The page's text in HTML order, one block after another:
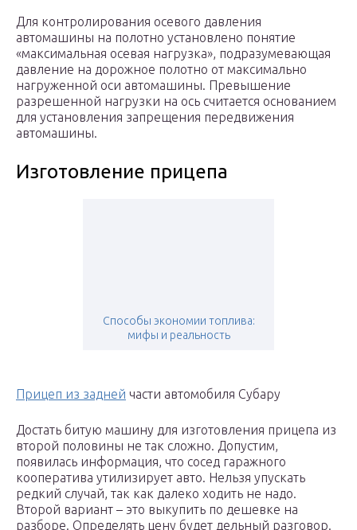
Для контролирования осевого давления
автомашины на полотно установлено понятие
«максимальная осевая нагрузка», подразумевающая
давление на дорожное полотно от максимально
нагруженной оси автомашины. Превышение
разрешенной нагрузки на ось считается основанием
для установления запрещения передвижения
автомашины.
Изготовление прицепа
Способы экономии топлива:
мифы и реальность
Прицеп из задней части автомобиля Субару
Достать битую машину для изготовления прицепа из
второй половины не так сложно. Допустим,
появилась информация, что сосед гаражного
кооператива утилизирует авто. Нельзя упускать
редкий случай, так как далеко ходить не надо.
Второй вариант – это выкупить по дешевке на
разборе. Определять цену будет дельный разговор.